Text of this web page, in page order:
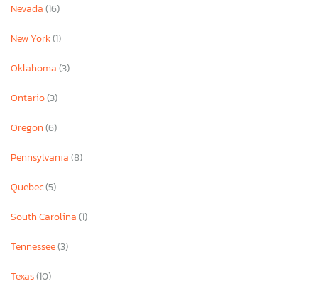
Nevada(16)
New York(1)
Oklahoma(3)
Ontario(3)
Oregon(6)
Pennsylvania(8)
Quebec(5)
South Carolina(1)
Tennessee(3)
Texas(10)